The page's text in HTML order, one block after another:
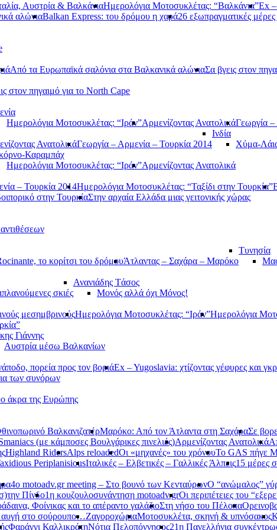
Αυστρία & ΒαλκάνιαΗμερολόγια Μοτοσυκλέτας: “Βαλκάνια”Ex –
αλώνιαBalkan Express: του δρόμου η χαρά26 εξωπραγματικές
Από τα Ευρωπαϊκά σαλόνια στα Βαλκανικά αλώνιαΣα βγεις στον
στον πηγαιμό για το North Cape
Ημερολόγια Μοτοσυκλέτας: “Ιράν”Αρμενίζοντας ΑνατολικάΓεωργία
ΑνατολικάΓεωργία – Αρμενία – Τουρκία 2014
Ινδία
Χύμα-
Καραμπάχ
Ημερολόγια Μοτοσυκλέτας: “Ιράν”Αρμενίζοντας Ανατολικά
– Τουρκία 2014Ημερολόγια Μοτοσυκλέτας: “Ταξίδι στην Τουρκία”
στην ΤουρκίαΣτην αρχαία Ελλάδα μιας γειτονικής χώρας
το κορίτσι του δρόμουΆτλαντας – Σαχάρα – Μαρόκο
Τυνησία
σκιές
Ανανιάδης Tάσος
Μονός αλλά όχι Μόνος!
μεσημβρινούςΗμερολόγια Μοτοσυκλέτας: “Ιράν”Ημερολόγια
Γιάννης
Αυστρία μέσω Βαλκανίων
πορεία προς τον βοριάEx – Yugoslavia: χτίζοντας γέφυρες και
των συνόρων
άκρα της Ευρώπης
ΒαλκανιζατέρΜαρόκο: Από τον Άτλαντα στη ΣαχάραΣε
(με κάμποσες Βουλγάρικες πινελιές)Αρμενίζοντας Ανατολικά
Highland RidersAlps reloadedΟι «μηχανές» του χρόνουΤο GAS πήγε
PeriplanisiousΙταλικές – Ελβετικές – Γαλλικές Άλπεις15 μέρες
4ο motoadv.gr meeting – Στο βουνό των ΚενταύρωνΟ “ανώμαλος”
Πίνδο1η κουζουλοσυνάντηση motoadv.grΟι περιπέτειες του
Φοίνικας και το απέραντο γαλάζιοΣτη νήσο του Πέλοπα
στο σούρουπο…ΖαγοροχώριαΜοτοσυκλέτα, σκηνή & υπνόσακος
Φαράγγι ΚαλλικράτηΝότια Πελοπόννησος21η Πανελλήνια